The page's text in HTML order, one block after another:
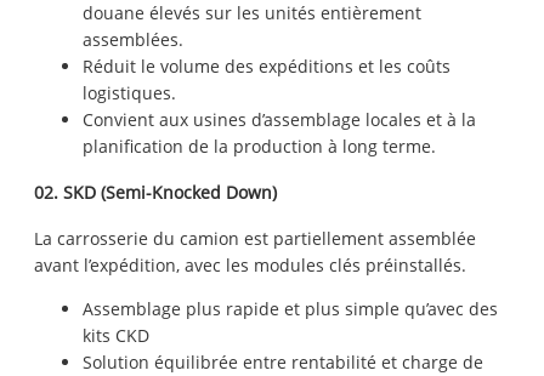
douane élevés sur les unités entièrement
assemblées.
Réduit le volume des expéditions et les coûts
logistiques.
Convient aux usines d’assemblage locales et à la
planification de la production à long terme.
02. SKD (Semi-Knocked Down)
La carrosserie du camion est partiellement assemblée
avant l’expédition, avec les modules clés préinstallés.
Assemblage plus rapide et plus simple qu’avec des
kits CKD
Solution équilibrée entre rentabilité et charge de